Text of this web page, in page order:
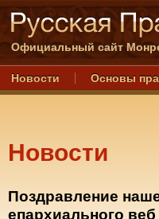
Официальный сайт
Новости Основы
Новости
Поздравление
епархиального